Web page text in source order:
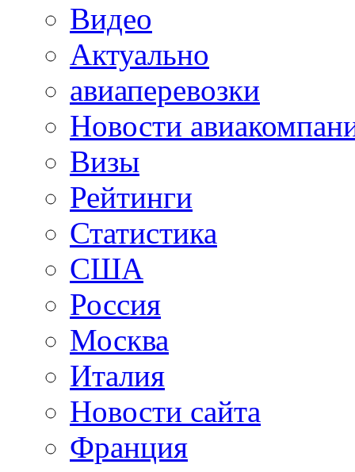
Видео
Актуально
авиаперевозки
Новости
Визы
Рейтинги
Статистика
США
Россия
Москва
Италия
Новости сайта
Франция